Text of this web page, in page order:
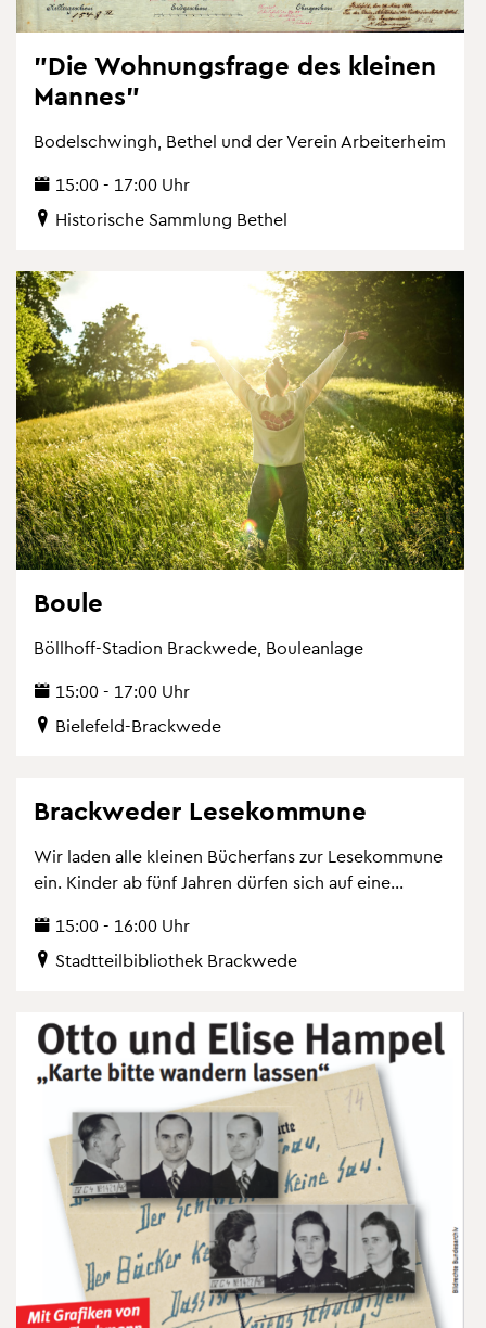
"Die Woh­nungs­fra­ge des klei­nen
Man­nes"
Bo­del­schwingh, Be­thel und der Ver­ein Ar­bei­ter­heim
15:00 - 17:00 Uhr
His­to­ri­sche Samm­lung Be­thel
Boule
Böll­hoff-Sta­di­on Brack­we­de, Bou­le­an­la­ge
15:00 - 17:00 Uhr
Bie­le­feld-Brack­we­de
Brack­we­der Le­se­kom­mu­ne
Wir laden alle klei­nen Bü­cher­fans zur Le­se­kom­mu­ne
ein. Kin­der ab fünf Jah­ren dür­fen sich auf eine...
15:00 - 16:00 Uhr
Stadt­teil­bi­blio­thek Brack­we­de